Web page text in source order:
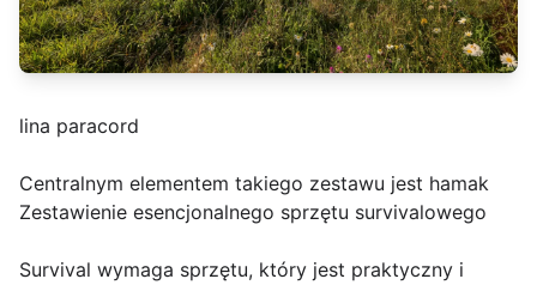
lina paracord
Centralnym elementem takiego zestawu jest hamak
Zestawienie esencjonalnego sprzętu survivalowego
Survival wymaga sprzętu, który jest praktyczny i